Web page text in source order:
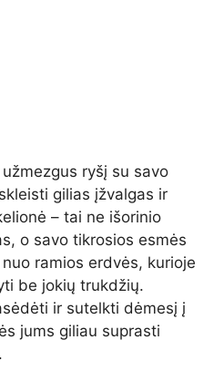
ryšį su savo
gilias įžvalgas ir
– tai ne išorinio
o savo tikrosios esmės
ramios erdvės, kurioje
be jokių trukdžių.
ir sutelkti dėmesį į
jums giliau suprasti